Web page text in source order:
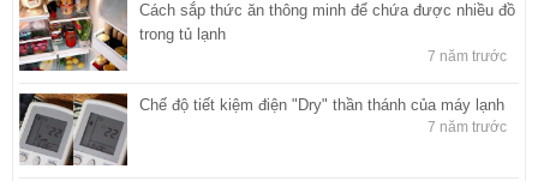
Cách sắp thức ăn thông minh để chứa được nhiều đồ
trong tủ lạnh
7 năm trước
Chế độ tiết kiệm điện "Dry" thần thánh của máy lạnh
7 năm trước